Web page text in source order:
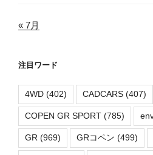
« 7月
注目ワード
4WD (402) CADCARS (407)
COPEN GR SPORT (785)
GR (969) GRコペン (499)